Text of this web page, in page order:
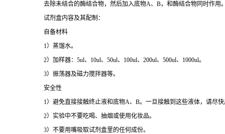
去除未结合的酶结合物，然后加入底物A、B，和酶结合物同时作
试剂盒内容及其配制：
自备材料
1）蒸馏水。
2）加样器：5ul、10ul、50ul、100ul、200ul、500ul、1000ul。
3）振荡器及磁力搅拌器等。
安全性
1）避免直接接触终止液和底物A、B。一旦接触到这些液体，请尽
2）实验中不要吃喝、抽烟或使用化妆品。
3）不要用嘴吸取试剂盒里的任何成份。